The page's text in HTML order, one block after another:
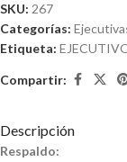
SKU: 267
Categorías:
Etiqueta:
Compartir:
Descripción
Respaldo: